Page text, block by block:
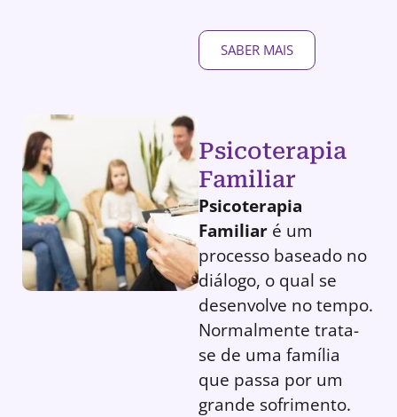
SABER MAIS
Psicoterapia
Familiar
Psicoterapia
Familiar é um
processo baseado no
diálogo, o qual se
desenvolve no tempo.
Normalmente trata-
se de uma família
que passa por um
grande sofrimento.